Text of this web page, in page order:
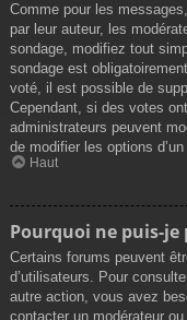
Comme pour les
par leur auteur, les
sondage, modifiez tout
sondage est
voté, il est possible de
Cependant, si des votes
administrateurs peuvent
de modifier les options
Haut
Pourquoi ne puis-je
Certains forums peuvent
d’utilisateurs. Pour
autre action, vous avez
contacter un modérateur